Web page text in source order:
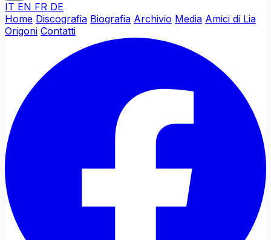
IT EN FR DE
Home Discografia Biografia Archivio Media Amici di Lia
Origoni Contatti